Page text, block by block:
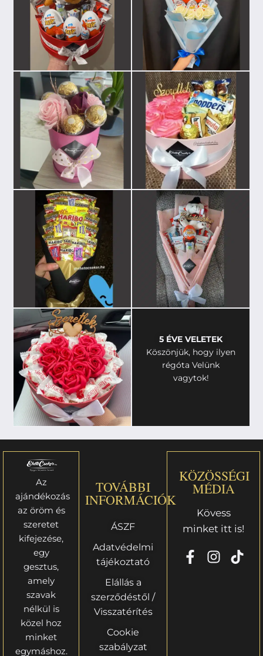
5 ÉVE VELETEK
Köszönjük, hogy ilyen
régóta Velünk
vagytok!
Az
ajándékozás
az öröm és
szeretet
kifejezése,
egy
gesztus,
amely
szavak
nélkül is
közel hoz
minket
egymáshoz.
TOVÁBBI
INFORMÁCIÓK
ÁSZF
Adatvédelmi
tájékoztató
Elállás a
szerződéstől /
Visszatérítés
Cookie
szabályzat
KÖZÖSSÉGI
MÉDIA
Kövess
minket itt is!